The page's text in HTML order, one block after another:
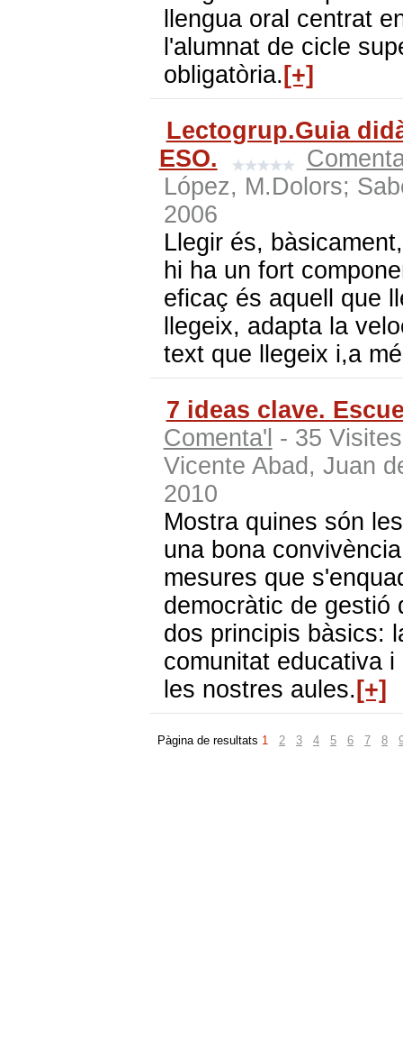
llengua oral centrat
l'alumnat de cicle
obligatòria. [+]
Lectogrup.Guia
ESO.
López, M.Dolors;
2006
Llegir és,
hi ha un fort
eficaç és aquell que
llegeix, adapta la
text que llegeix i,a
7 ideas clave.
Comenta'l - 35
Vicente Abad, Juan
2010
Mostra quines són
una bona
mesures que
democràtic de gestió
dos principis bàsics:
comunitat educativa
les nostres aules. [+]
Pàgina de resultats 1 2 3 4 5 6 7 8